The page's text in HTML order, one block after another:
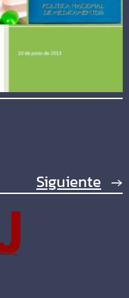
Siguiente →